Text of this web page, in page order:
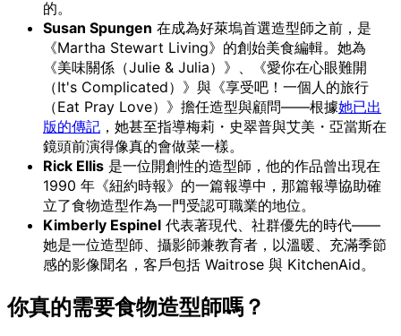
的。
Susan Spungen 在成為好萊塢首選造型師之前，是
《Martha Stewart Living》的創始美食編輯。她為
《美味關係（Julie & Julia）》、《愛你在心眼難開
（It's Complicated）》與《享受吧！一個人的旅行
（Eat Pray Love）》擔任造型與顧問——根據她已出
版的傳記 ，她甚至指導梅莉・史翠普與艾美・亞當斯在
鏡頭前演得像真的會做菜一樣。
Rick Ellis 是一位開創性的造型師，他的作品曾出現在
1990 年《紐約時報》的一篇報導中，那篇報導協助確
立了食物造型作為一門受認可職業的地位。
Kimberly Espinel 代表著現代、社群優先的時代——
她是一位造型師、攝影師兼教育者，以溫暖、充滿季節
感的影像聞名，客戶包括 Waitrose 與 KitchenAid。
你真的需要食物造型師嗎？